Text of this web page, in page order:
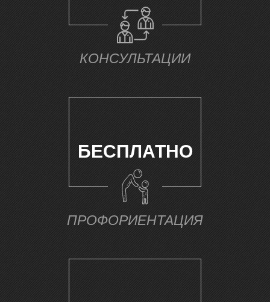
А
КОНСУЛЬТАЦИИ
БЕСПЛАТНО
ПРОФОРИЕНТАЦИЯ